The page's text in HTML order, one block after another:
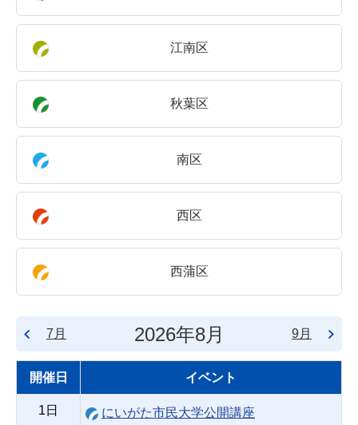
江南区
秋葉区
南区
西区
西蒲区
7月 9月
2026年8月
開催日 イベント
1日
にいがた市民大学公開講座